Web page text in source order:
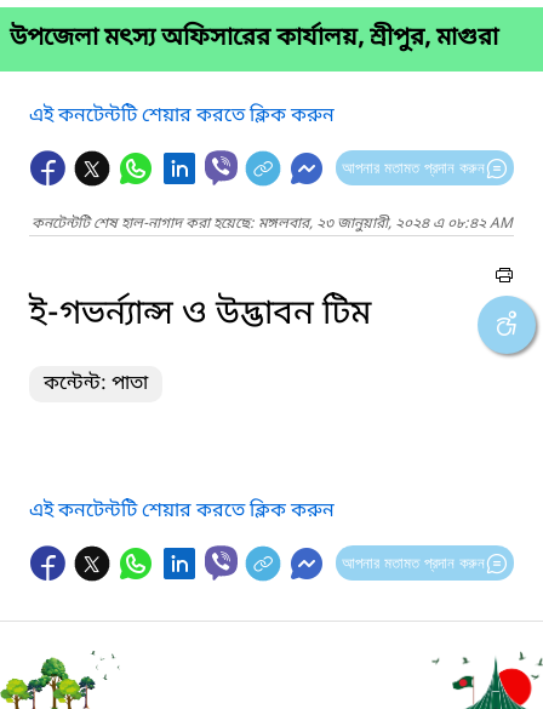
উপজেলা মৎস্য অফিসারের কার্যালয়, শ্রীপুর, মাগুরা
এই কনটেন্টটি শেয়ার করতে ক্লিক করুন
আপনার মতামত প্রদান করুন
কনটেন্টটি শেষ হাল-নাগাদ করা হয়েছে: মঙ্গলবার, ২৩ জানুয়ারী, ২০২৪ এ ০৮:৪২ AM
ই-গভর্ন্যান্স ও উদ্ভাবন টিম
কন্টেন্ট: পাতা
এই কনটেন্টটি শেয়ার করতে ক্লিক করুন
আপনার মতামত প্রদান করুন